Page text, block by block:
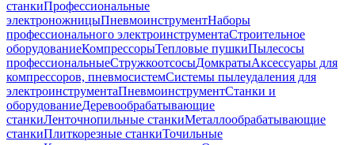
станкиПрофессиональные
электроножницыПневмоинструментНаборы
профессионального электроинструментаСтроительное
оборудованиеКомпрессорыТепловые пушкиПылесосы
профессиональныеСтружкоотсосыДомкратыАксессуары для
компрессоров, пневмосистемСистемы пылеудаления для
электроинструментаПневмоинструментСтанки и
оборудованиеДеревообрабатывающие
станкиЛенточнопильные станкиМеталлообрабатывающие
станкиПлиткорезные станкиТочильные